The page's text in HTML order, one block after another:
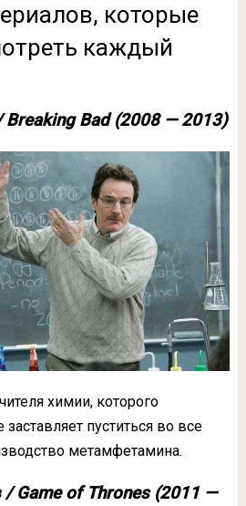
которые
каждый
Breaking Bad (2008 — 2013)
химии, которого
пуститься во все
метамфетамина.
/ Game of Thrones (2011 —